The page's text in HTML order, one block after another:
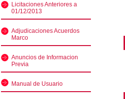
Licitaciones Anteriores a
01/12/2013
Adjudicaciones Acuerdos
Marco
Anuncios de Informacion
Previa
Manual de Usuario